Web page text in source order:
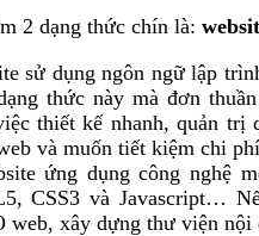
2 dạng thức chín là:
sử dụng ngôn ngữ lập
thức này mà đơn
thiết kế nhanh, quản
và muốn tiết kiệm chi
ứng dụng công nghệ
CSS3 và Javascript…
web, xây dựng thư viện